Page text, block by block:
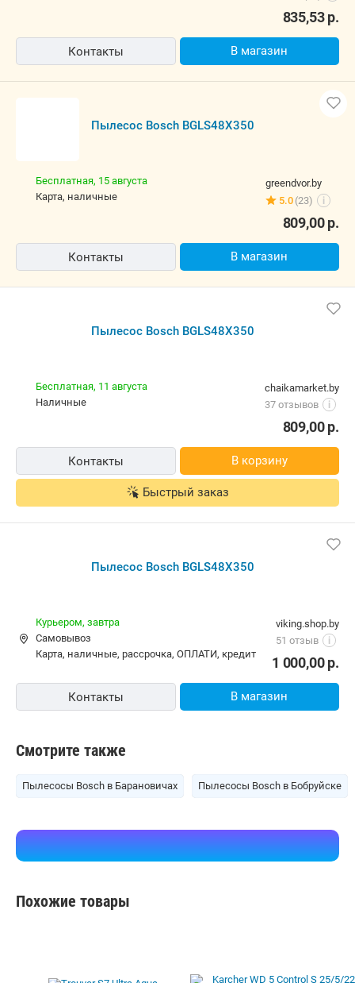
835,53р.
Контакты В магазин
Пылесос Bosch BGLS48X350
greendvor.by
5.0 (23) i
Бесплатная, 15 августа
карта, наличные
809,00р.
Контакты В магазин
Пылесос Bosch BGLS48X350
chaikamarket.by
37 отзывов
i
Бесплатная, 11 августа
наличные
809,00р.
Контакты В корзину
Быстрый заказ
Пылесос Bosch BGLS48X350
viking.shop.by
51 отзыв
i
Курьером, завтра
Самовывоз
карта, наличные, рассрочка, ОПЛАТИ, кредит
1 000,00р.
Контакты В магазин
Смотрите также
Пылесосы Bosch в Барановичах Пылесосы Bosch в Бобруйске
Похожие товары